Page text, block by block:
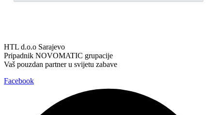
HTL d.o.o Sarajevo
Pripadnik NOVOMATIC grupacije
Vaš pouzdan partner u svijetu zabave
Facebook